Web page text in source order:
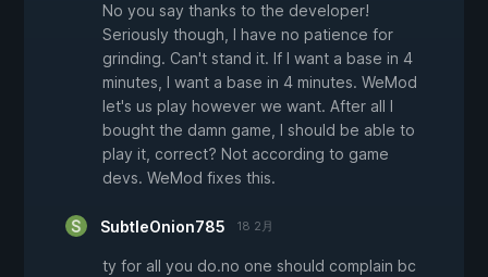
No you say thanks to the developer!
Seriously though, I have no patience for
grinding. Can't stand it. If I want a base in 4
minutes, I want a base in 4 minutes. WeMod
let's us play however we want. After all I
bought the damn game, I should be able to
play it, correct? Not according to game
devs. WeMod fixes this.
SubtleOnion785 18 2月
ty for all you do.no one should complain bc